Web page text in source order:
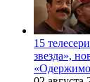
15
звезда»,